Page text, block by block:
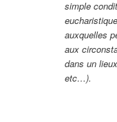
simple
auxquelles
aux
dans un
etc…).